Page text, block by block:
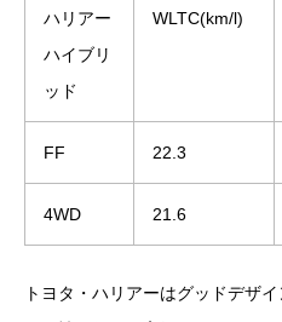
ハリアー
ハイブリ
ッド
WLTC(km/l)
FF 22.3
4WD 21.6
トヨタ・ハリアーはグッドデザ